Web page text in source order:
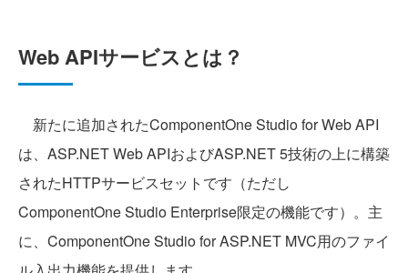
Web APIサービスとは？
新たに追加されたComponentOne Studio for Web API
は、ASP.NET Web APIおよびASP.NET 5技術の上に構築
されたHTTPサービスセットです（ただし
ComponentOne Studio Enterprise限定の機能です）。主
に、ComponentOne Studio for ASP.NET MVC用のファイ